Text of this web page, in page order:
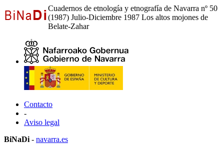
Cuadernos de etnología y etnografía de Navarra nº 50
(1987) Julio-Diciembre 1987 Los altos mojones de
Belate-Zahar
Contacto
-
Aviso legal
BiNaDi - navarra.es